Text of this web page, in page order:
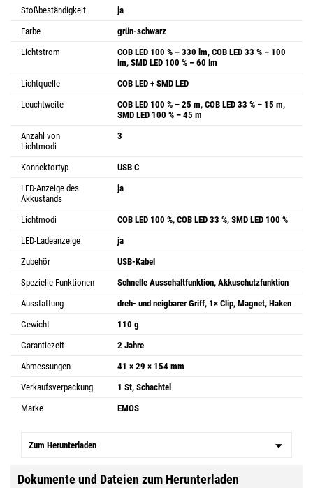
Stoßbeständigkeit
ja
Farbe
grün-schwarz
Lichtstrom
COB LED 100 % – 330 lm, COB LED 33 % – 100
lm, SMD LED 100 % – 60 lm
Lichtquelle
COB LED + SMD LED
Leuchtweite
COB LED 100 % – 25 m, COB LED 33 % – 15 m,
SMD LED 100 % – 45 m
Anzahl von
Lichtmodi
3
Konnektortyp
USB C
LED-Anzeige des
Akkustands
ja
Lichtmodi
COB LED 100 %, COB LED 33 %, SMD LED 100 %
LED-Ladeanzeige
ja
Zubehör
USB-Kabel
Spezielle Funktionen
Schnelle Ausschaltfunktion, Akkuschutzfunktion
Ausstattung
dreh- und neigbarer Griff, 1× Clip, Magnet, Haken
Gewicht
110 g
Garantiezeit
2 Jahre
Abmessungen
41 × 29 × 154 mm
Verkaufsverpackung
1 St, Schachtel
Marke
EMOS
Zum Herunterladen
Dokumente und Dateien zum Herunterladen